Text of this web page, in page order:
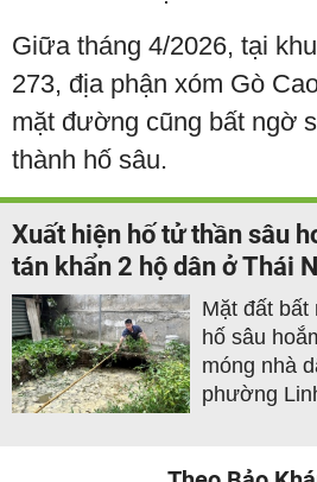
Giữa tháng 4/2026, tại
273, địa phận xóm Gò
mặt đường cũng bất ngờ
thành hố sâu.
Xuất hiện hố tử thần sâu
tán khẩn 2 hộ dân ở Thái
Mặt đất bất
hố sâu
móng nhà
phường